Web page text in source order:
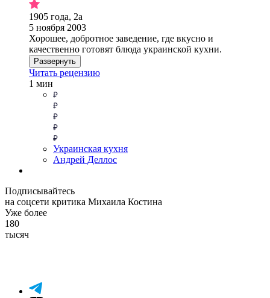
1905 года, 2а
5 ноября 2003
Хорошее, добротное заведение, где вкусно и
качественно готовят блюда украинской кухни.
Развернуть
Читать рецензию
1 мин
Украинская кухня
Андрей Деллос
Подписывайтесь
на соцсети критика Михаила Костина
Уже более
180
тысяч